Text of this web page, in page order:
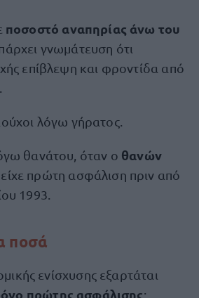
ποσοστό αναπηρίας άνω του
γνωμάτευση ότι
επίβλεψη και φροντίδα από
λόγω γήρατος.
θανάτου, όταν ο θανών
είχε πρώτη ασφάλιση πριν από
1993.
ποσά
ενίσχυσης εξαρτάται
πρώτης ασφάλισης: